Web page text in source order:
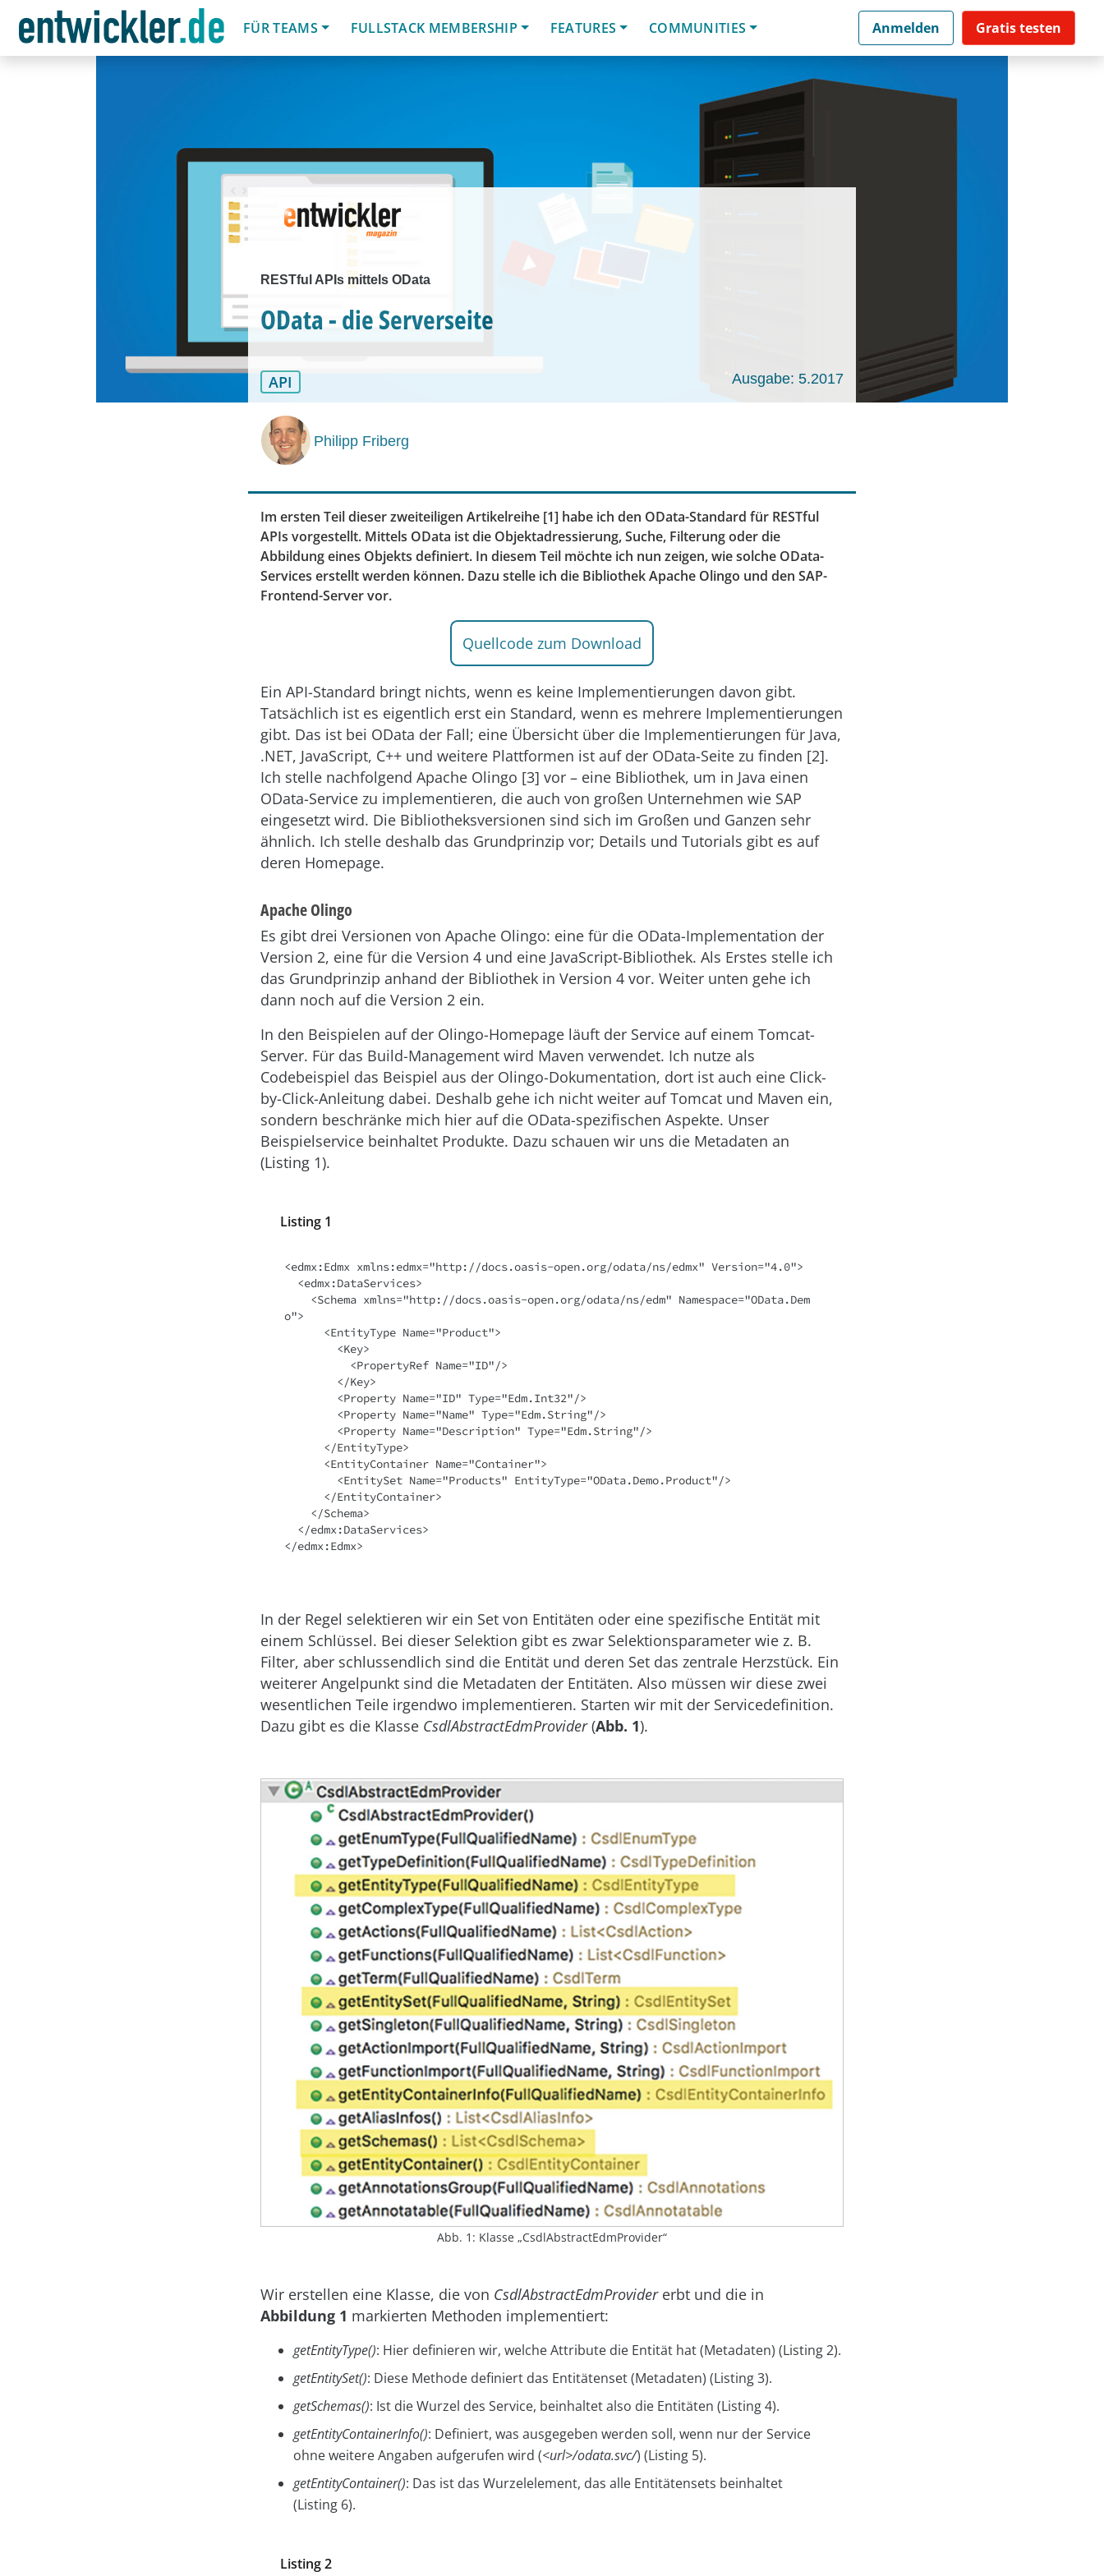
FÜR TEAMS
FULLSTACK MEMBERSHIP FEATURES COMMUNITIES Anmelden Gratis testen
RESTful APIs mittels OData
OData - die Serverseite
API Ausgabe: 5.2017
Philipp Friberg
Im ersten Teil dieser zweiteiligen Artikelreihe [1] habe ich den OData-Standard für RESTful
APIs vorgestellt. Mittels OData ist die Objektadressierung, Suche, Filterung oder die
Abbildung eines Objekts definiert. In diesem Teil möchte ich nun zeigen, wie solche OData-
Services erstellt werden können. Dazu stelle ich die Bibliothek Apache Olingo und den SAP-
Frontend-Server vor.
Quellcode zum Download
Ein API-Standard bringt nichts, wenn es keine Implementierungen davon gibt.
Tatsächlich ist es eigentlich erst ein Standard, wenn es mehrere Implementierungen
gibt. Das ist bei OData der Fall; eine Übersicht über die Implementierungen für Java,
.NET, JavaScript, C++ und weitere Plattformen ist auf der OData-Seite zu finden [2].
Ich stelle nachfolgend Apache Olingo [3] vor – eine Bibliothek, um in Java einen
OData-Service zu implementieren, die auch von großen Unternehmen wie SAP
eingesetzt wird. Die Bibliotheksversionen sind sich im Großen und Ganzen sehr
ähnlich. Ich stelle deshalb das Grundprinzip vor; Details und Tutorials gibt es auf
deren Homepage.
Apache Olingo
Es gibt drei Versionen von Apache Olingo: eine für die OData-Implementation der
Version 2, eine für die Version 4 und eine JavaScript-Bibliothek. Als Erstes stelle ich
das Grundprinzip anhand der Bibliothek in Version 4 vor. Weiter unten gehe ich
dann noch auf die Version 2 ein.
In den Beispielen auf der Olingo-Homepage läuft der Service auf einem Tomcat-
Server. Für das Build-Management wird Maven verwendet. Ich nutze als
Codebeispiel das Beispiel aus der Olingo-Dokumentation, dort ist auch eine Click-
by-Click-Anleitung dabei. Deshalb gehe ich nicht weiter auf Tomcat und Maven ein,
sondern beschränke mich hier auf die OData-spezifischen Aspekte. Unser
Beispielservice beinhaltet Produkte. Dazu schauen wir uns die Metadaten an
(Listing 1).
Listing 1
<edmx:Edmx xmlns:edmx="http://docs.oasis-open.org/odata/ns/edmx" Version="4.0">
o">
</edmx:Edmx>
In der Regel selektieren wir ein Set von Entitäten oder eine spezifische Entität mit
einem Schlüssel. Bei dieser Selektion gibt es zwar Selektionsparameter wie z. B.
Filter, aber schlussendlich sind die Entität und deren Set das zentrale Herzstück. Ein
weiterer Angelpunkt sind die Metadaten der Entitäten. Also müssen wir diese zwei
wesentlichen Teile irgendwo implementieren. Starten wir mit der Servicedefinition.
Dazu gibt es die Klasse CsdlAbstractEdmProvider(Abb. 1).
Abb. 1: Klasse „CsdlAbstractEdmProvider“
Wir erstellen eine Klasse, die von CsdlAbstractEdmProvidererbt und die in
Abbildung 1 markierten Methoden implementiert:
getEntityType(): Hier definieren wir, welche Attribute die Entität hat (Metadaten) (Listing 2).
getEntitySet(): Diese Methode definiert das Entitätenset (Metadaten) (Listing 3).
getSchemas(): Ist die Wurzel des Service, beinhaltet also die Entitäten (Listing 4).
getEntityContainerInfo(): Definiert, was ausgegeben werden soll, wenn nur der Service
ohne weitere Angaben aufgerufen wird (<url>/odata.svc/) (Listing 5).
getEntityContainer(): Das ist das Wurzelelement, das alle Entitätensets beinhaltet
(Listing 6).
Listing 2